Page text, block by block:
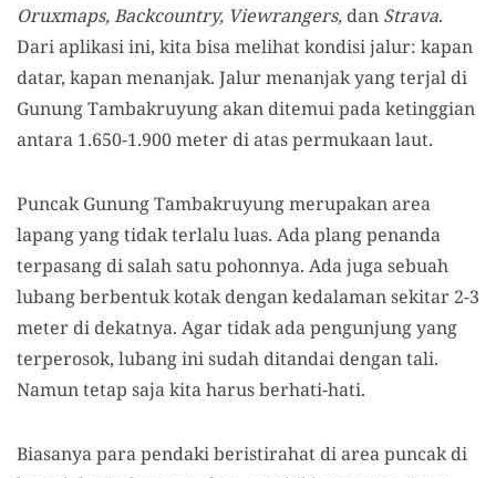
Oruxmaps, Backcountry, Viewrangers, dan Strava.
Dari aplikasi ini, kita bisa melihatkondisi jalur: kapan
datar, kapan menanjak. Jalur menanjak yang terjal di
Gunung Tambakruyung akan ditemui pada ketinggian
antara 1.650-1.900 meter di atas permukaan laut.
Puncak Gunung Tambakruyung merupakan area
lapang yang tidak terlalu luas. Ada plang penanda
terpasang di salah satu pohonnya. Adajugasebuah
lubang berbentuk kotak dengan kedalaman sekitar 2-3
meter di dekatnya. Agar tidak adapengunjungyang
terperosok, lubang ini sudah ditandai dengan tali.
Namuntetap sajakitaharus berhati-hati.
Biasanya para pendaki beristirahat di area puncak di